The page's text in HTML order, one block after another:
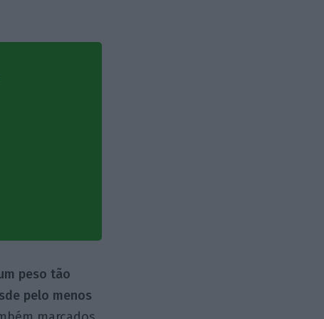
peso tão
pelo menos